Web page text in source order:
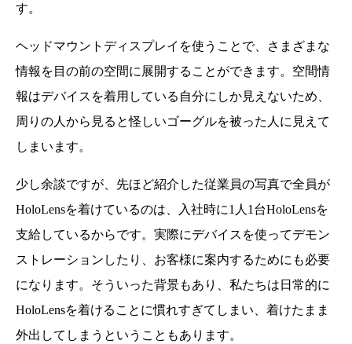
す。
ヘッドマウントディスプレイを使うことで、さまざまな
情報を目の前の空間に展開することができます。空間情
報はデバイスを着用している自分にしか見えないため、
周りの人から見ると怪しいゴーグルを被った人に見えて
しまいます。
少し余談ですが、先ほど紹介した従業員の写真で全員が
HoloLensを着けているのは、入社時に1人1台HoloLensを
支給しているからです。実際にデバイスを使ってデモン
ストレーションしたり、お客様に案内するためにも必要
になります。そういった背景もあり、私たちは日常的に
HoloLensを着けることに慣れすぎてしまい、着けたまま
外出してしまうということもあります。